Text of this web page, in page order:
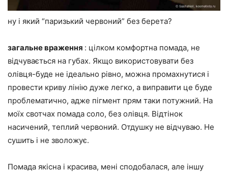
ну і який “паризький червоний” без берета?
загальне враження : цілком комфортна помада, не
відчувається на губах. Якщо використовувати без
олівця-буде не ідеально рівно, можна промахнутися і
провести криву лінію дуже легко, а виправити це буде
проблематично, адже пігмент прям таки потужний. На
моїх свотчах помада соло, без олівця. Відтінок
насичений, теплий червоний. Отдушку не відчуваю. Не
сушить і не зволожує.
Помада якісна і красива, мені сподобалася, але іншу